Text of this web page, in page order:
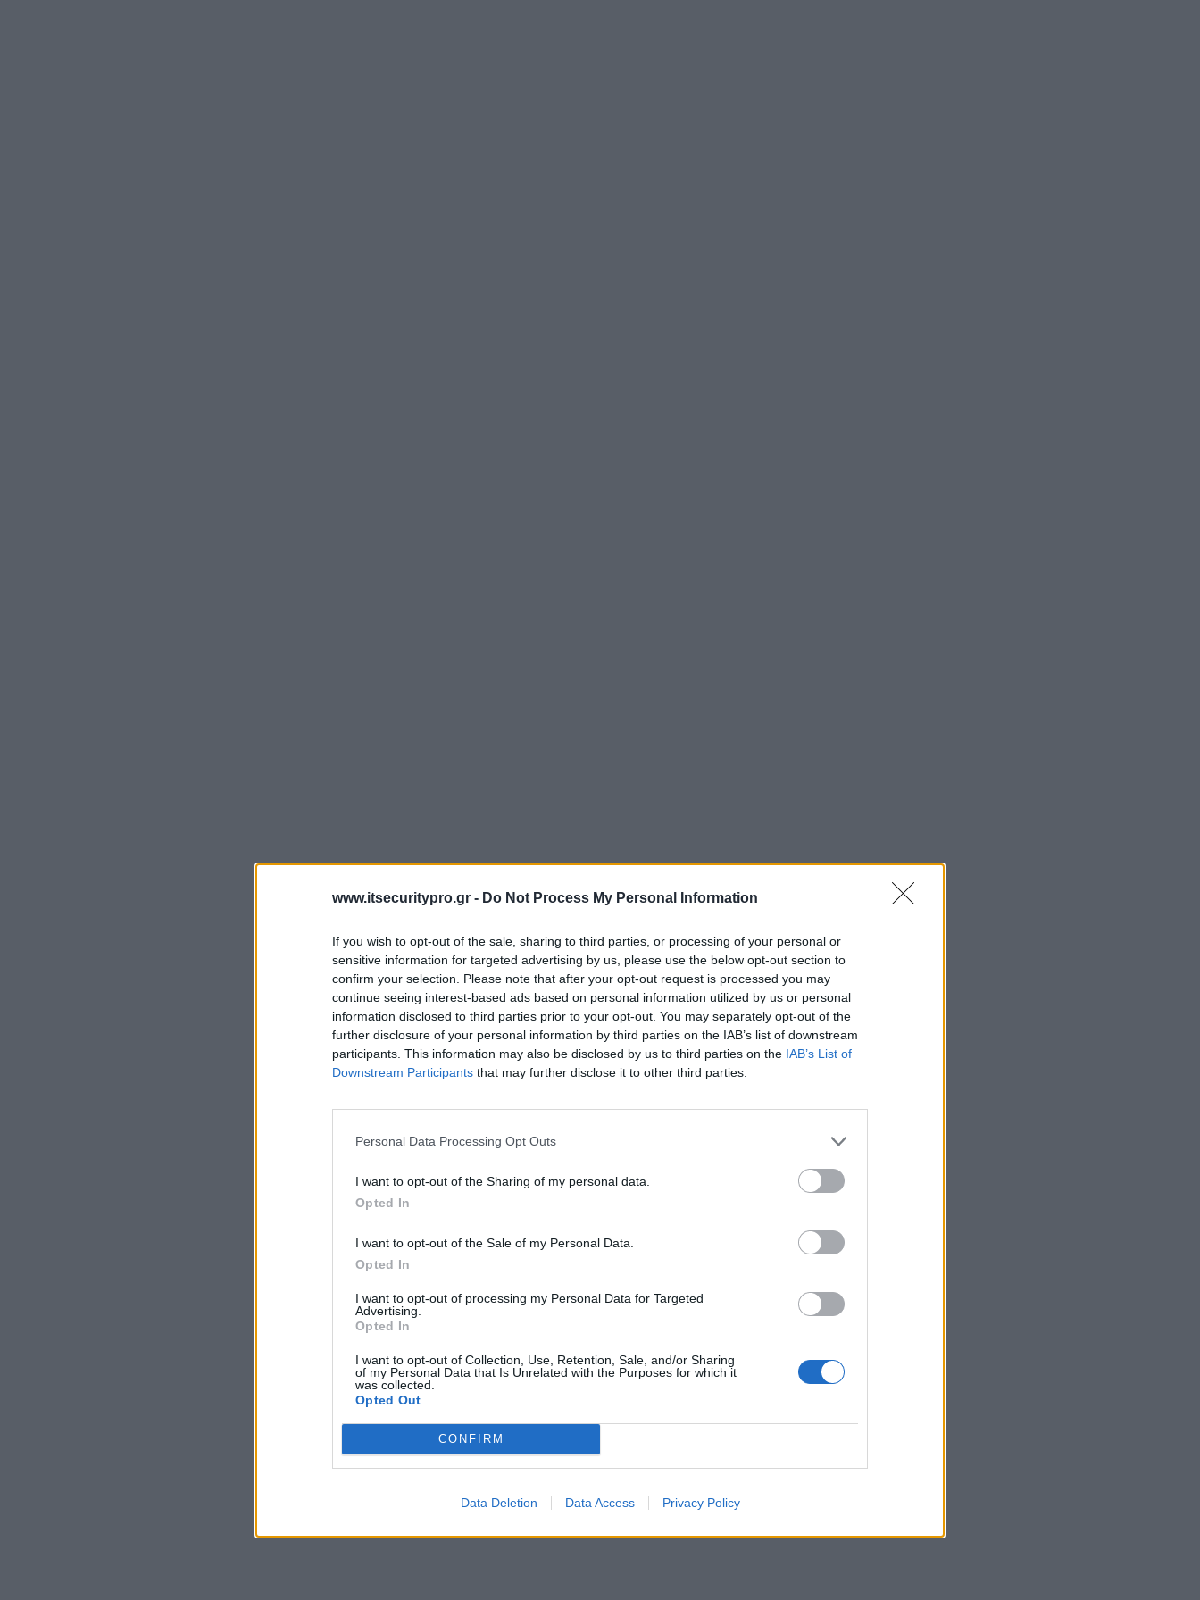
www.itsecuritypro.gr - Do Not Process My Personal Information
If you wish to opt-out of the sale, sharing to third parties, or processing of your personal or
sensitive information for targeted advertising by us, please use the below opt-out section to
confirm your selection. Please note that after your opt-out request is processed you may
continue seeing interest-based ads based on personal information utilized by us or personal
information disclosed to third parties prior to your opt-out. You may separately opt-out of the
further disclosure of your personal information by third parties on the IAB’s list of downstream
participants. This information may also be disclosed by us to third parties on the IAB’s List of
Downstream Participants that may further disclose it to other third parties.
Personal Data Processing Opt Outs
I want to opt-out of the Sharing of my personal data.
Opted In
I want to opt-out of the Sale of my Personal Data.
Opted In
I want to opt-out of processing my Personal Data for Targeted
Advertising.
Opted In
I want to opt-out of Collection, Use, Retention, Sale, and/or Sharing
of my Personal Data that Is Unrelated with the Purposes for which it
was collected.
Opted Out
CONFIRM
Data Deletion Data Access Privacy Policy